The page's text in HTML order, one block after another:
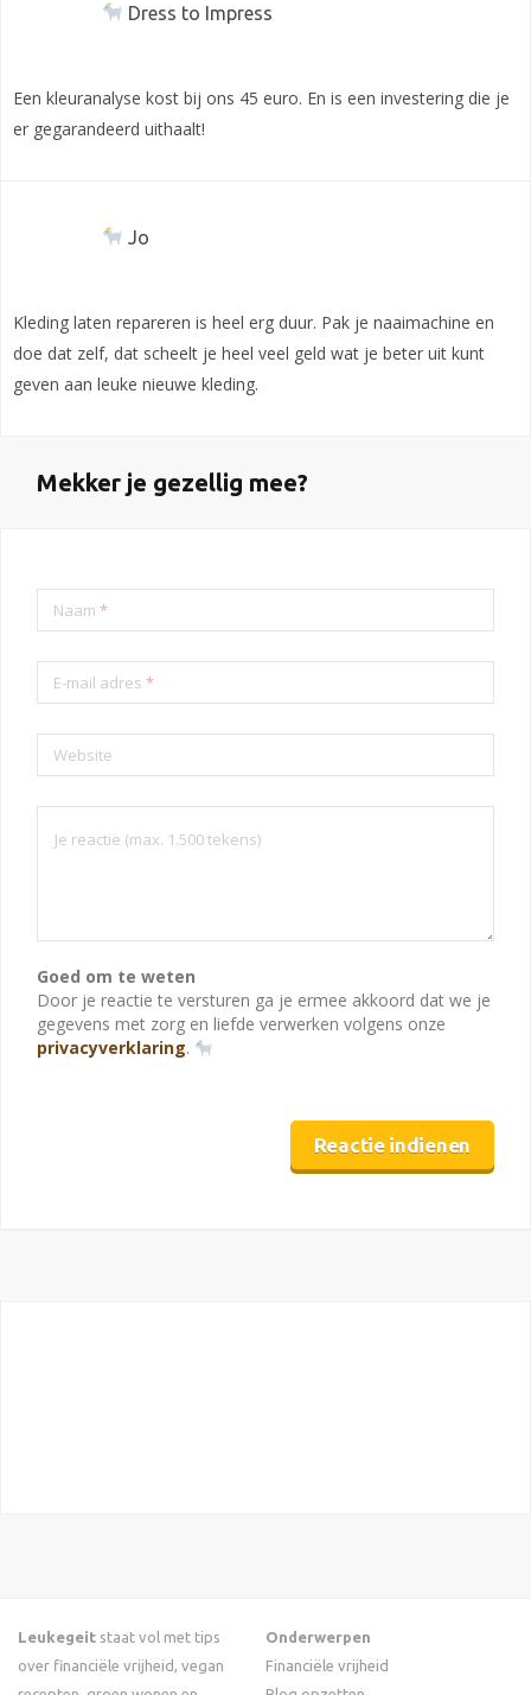
Dress to Impress
Een kleuranalyse kost bij ons 45 euro. En is een investering die je
er gegarandeerd uithaalt!
Jo
Kleding laten repareren is heel erg duur. Pak je naaimachine en
doe dat zelf, dat scheelt je heel veel geld wat je beter uit kunt
geven aan leuke nieuwe kleding.
Mekker je gezellig mee?
Naam *
E-mail adres *
Website
Goed om te weten
Door je reactie te versturen ga je ermee akkoord dat we je
gegevens met zorg en liefde verwerken volgens onze
privacyverklaring.
Leukegeit staat vol met tips
over financiële vrijheid, vegan
Onderwerpen
Financiële vrijheid